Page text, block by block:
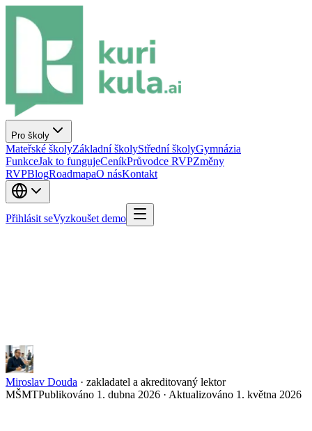
Pro školy
Mateřské školyZákladní školyStřední školyGymnázia
FunkceJak to fungujeCeníkPrůvodce RVPZměny
RVPBlogRoadmapaO násKontakt
Přihlásit seVyzkoušet demo
Miroslav Douda · zakladatel a akreditovaný lektor
MŠMTPublikováno 1. dubna 2026 · Aktualizováno 1. května 2026